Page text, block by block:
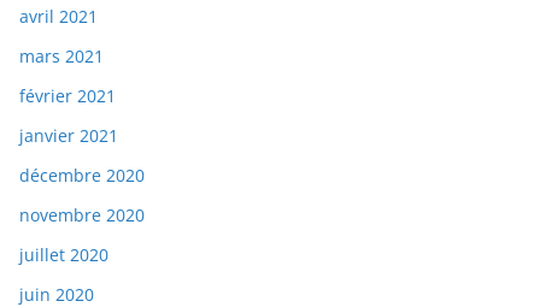
avril 2021
mars 2021
février 2021
janvier 2021
décembre 2020
novembre 2020
juillet 2020
juin 2020